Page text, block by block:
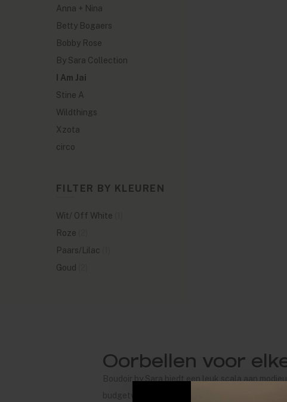
Anna + Nina
Betty Bogaers
Bobby Rose
By Sara Collection
I Am Jai
Stine A
Wildthings
Xzota
circo
FILTER BY KLEUREN
Wit/ Off White
Roze
Paars/Lilac
Goud
Oorbellen voor
Boudoir by Sara biedt een leuk scala aan
budgetvriendelijke) opties haalt de stress uit